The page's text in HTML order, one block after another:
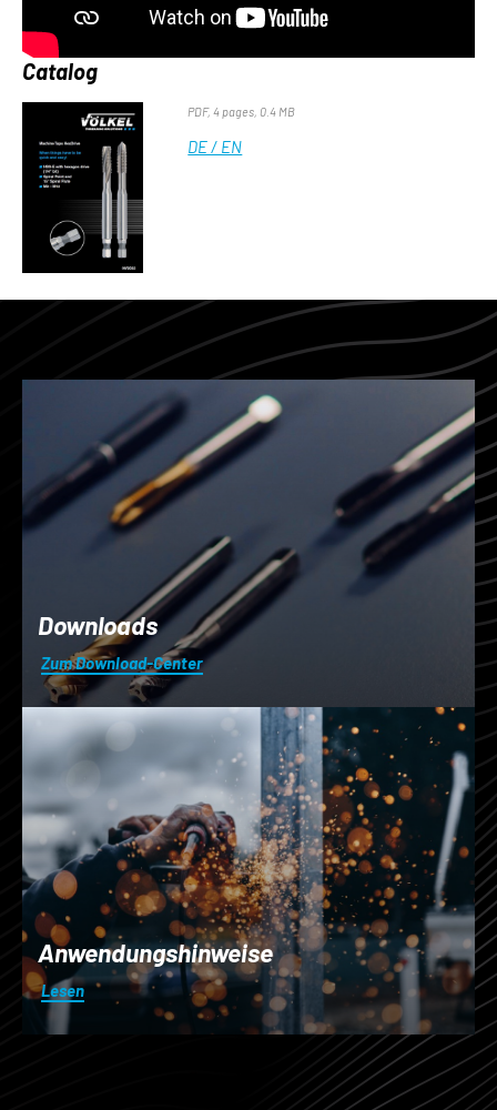
Catalog
PDF, 4 pages, 0.4 MB
DE / EN
Downloads
Zum Download-Center
Anwendungshinweise
Lesen